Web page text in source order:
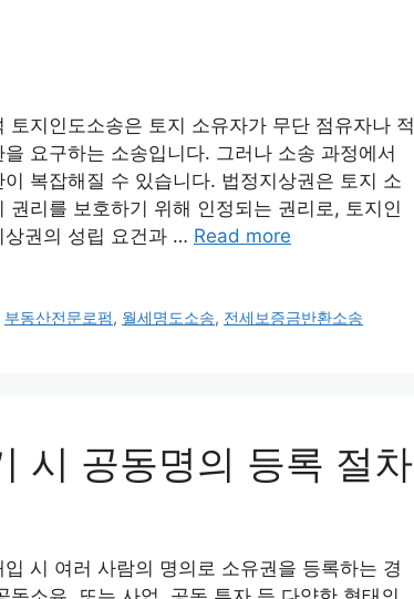
지인도소송은 토지 소유자가 무단 점유자나 적
요구하는 소송입니다. 그러나 소송 과정에서
복잡해질 수 있습니다. 법정지상권은 토지 소
리를 보호하기 위해 인정되는 권리로, 토지인
상권의 성립 요건과 … Read more
부동산전문로펌, 월세명도소송, 전세보증금반환소송
시 공동명의 등록 절차
시 여러 사람의 명의로 소유권을 등록하는 경